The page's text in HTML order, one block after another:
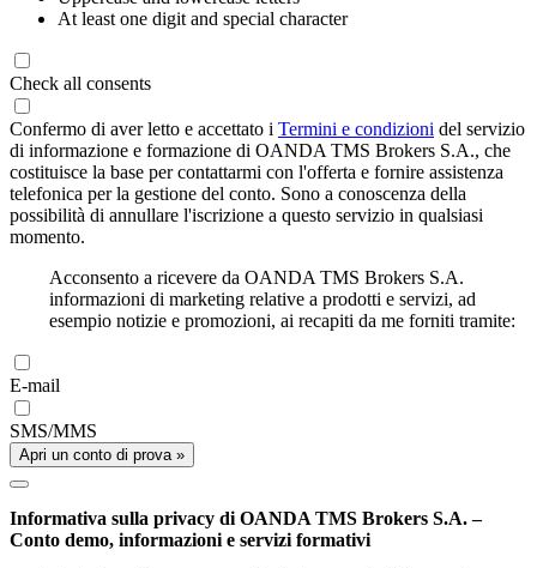
At least one digit and special character
Check all consents
Confermo di aver letto e accettato i Termini e condizioni del servizio
di informazione e formazione di OANDA TMS Brokers S.A., che
costituisce la base per contattarmi con l'offerta e fornire assistenza
telefonica per la gestione del conto. Sono a conoscenza della
possibilità di annullare l'iscrizione a questo servizio in qualsiasi
momento.
Acconsento a ricevere da OANDA TMS Brokers S.A.
informazioni di marketing relative a prodotti e servizi, ad
esempio notizie e promozioni, ai recapiti da me forniti tramite:
E-mail
SMS/MMS
Apri un conto di prova »
Informativa sulla privacy di OANDA TMS Brokers S.A. –
Conto demo, informazioni e servizi formativi